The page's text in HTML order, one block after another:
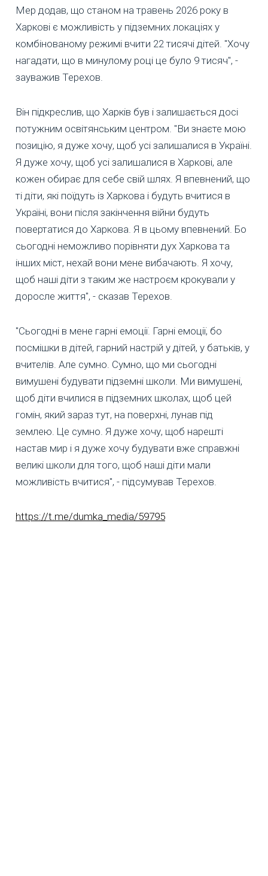
Мер додав, що станом на травень 2026 року в
Харкові є можливість у підземних локаціях у
комбінованому режимі вчити 22 тисячі дітей. "Хочу
нагадати, що в минулому році це було 9 тисяч", -
зауважив Терехов.
Він підкреслив, що Харків був і залишається досі
потужним освітянським центром. "Ви знаєте мою
позицію, я дуже хочу, щоб усі залишалися в Україні.
Я дуже хочу, щоб усі залишалися в Харкові, але
кожен обирає для себе свій шлях. Я впевнений, що
ті діти, які поїдуть із Харкова і будуть вчитися в
Україні, вони після закінчення війни будуть
повертатися до Харкова. Я в цьому впевнений. Бо
сьогодні неможливо порівняти дух Харкова та
інших міст, нехай вони мене вибачають. Я хочу,
щоб наші діти з таким же настроєм крокували у
доросле життя", - сказав Терехов.
"Сьогодні в мене гарні емоції. Гарні емоції, бо
посмішки в дітей, гарний настрій у дітей, у батьків, у
вчителів. Але сумно. Сумно, що ми сьогодні
вимушені будувати підземні школи. Ми вимушені,
щоб діти вчилися в підземних школах, щоб цей
гомін, який зараз тут, на поверхні, лунав під
землею. Це сумно. Я дуже хочу, щоб нарешті
настав мир і я дуже хочу будувати вже справжні
великі школи для того, щоб наші діти мали
можливість вчитися", - підсумував Терехов.
https://t.me/dumka_media/59795